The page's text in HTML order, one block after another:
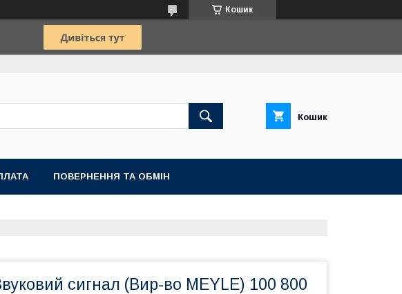
Кошик
Кошик
ПОВЕРНЕННЯ ТА ОБМІН
сигнал (Вир-во MEYLE) 100 800